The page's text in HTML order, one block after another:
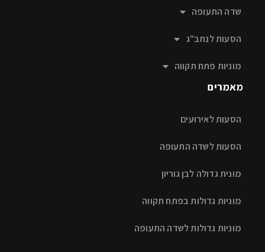
שדה התעופה
הסעות לנתב"ג
מוניות פתח תקווה
מאמרים
הסעות לאירועים
הסעות לשדה התעופה
מונית גדולה לבן גוריון
מוניות גדולות בפתח תקווה
מוניות גדולות לשדה התעופה